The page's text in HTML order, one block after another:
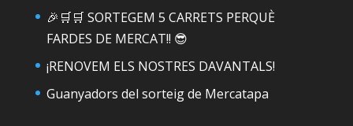
🎉🛒🛒 SORTEGEM 5 CARRETS PERQUÈ
FARDES DE MERCAT!! 😎
¡RENOVEM ELS NOSTRES DAVANTALS!
Guanyadors del sorteig de Mercatapa